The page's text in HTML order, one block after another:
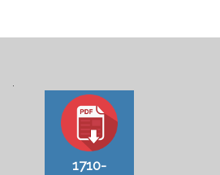
1710-